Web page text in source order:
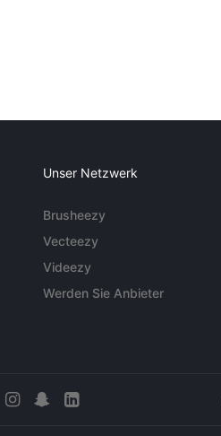
Unser Netzwerk
Brusheezy
Vecteezy
Videezy
Werden Sie Anbieter